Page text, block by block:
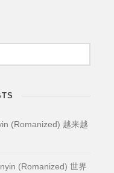
(Romanized) 越来越
(Romanized) 世界